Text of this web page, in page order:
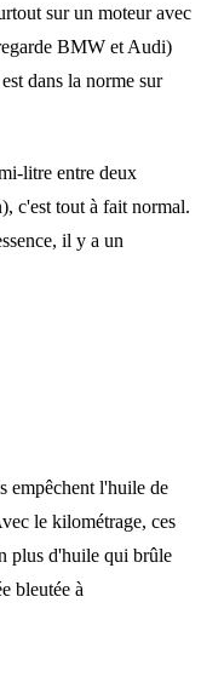
sur un moteur avec
BMW et Audi)
dans la norme sur
litre entre deux
c'est tout à fait normal.
il y a un
empêchent l'huile de
le kilométrage, ces
plus d'huile qui brûle
bleutée à